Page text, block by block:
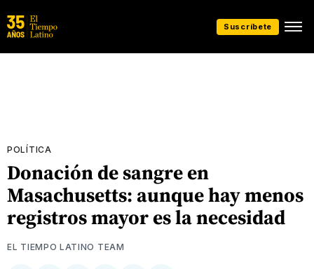
Suscríbete
POLÍTICA
Donación de sangre en
Masachusetts: aunque hay menos
registros mayor es la necesidad
EL TIEMPO LATINO TEAM